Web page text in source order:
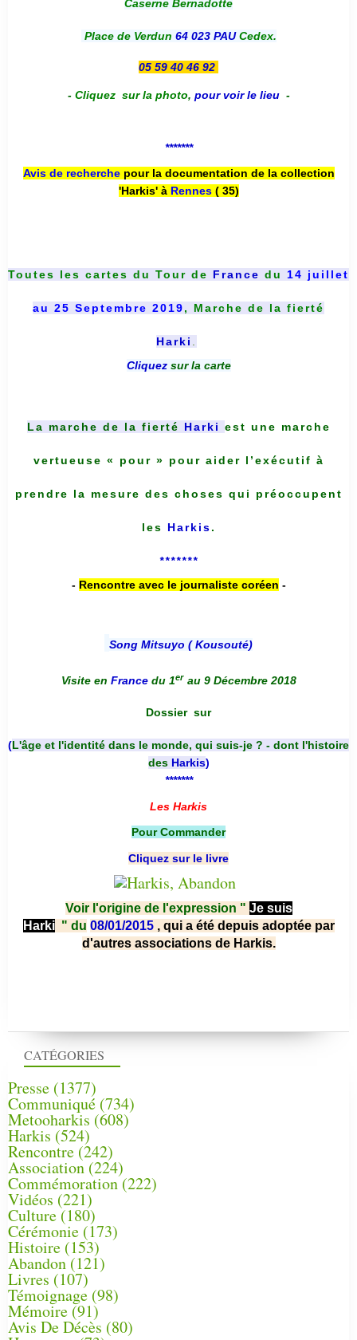
CATÉGORIES
Presse (1377)
Communiqué (734)
Metooharkis (608)
Harkis (524)
Rencontre (242)
Association (224)
Commémoration(222)
Vidéos (221)
Culture(180)
Cérémonie (173)
Histoire (153)
Abandon(121)
Livres (107)
Témoignage (98)
Mémoire (91)
Avis De Décès (80)
Caserne Bernadotte
Place de Verdun 64 023 PAUCedex.
05 59 40 46 92
- Cliquez sur la photo, pour voir le lieu -
*******
Avis de recherche pour la documentation de la collection
'Harkis' à Rennes( 35)
Toutes les cartes du Tour de France du 14 juillet
au 25 Septembre 2019, Marche de la fierté
Harki
Cliquez sur la carte
La marche de la fierté Harki est une marche
vertueuse « pour » pour aider l’exécutif à
prendre la mesure des choses qui préoccupent
les Harkis.
*******
- Rencontre avec le journaliste coréen -
Song Mitsuyo ( Kousouté)
Visite en France du 1er au 9 Décembre 2018
Dossier sur
(L'âge et l'identité dans le monde, qui suis-je ? - dont l'histoire
des Harkis)
*******
Les Harkis
Pour Commander
Cliquez sur le livre
Voir l'origine de l'expression " Je suis
Harki " du 08/01/2015 , qui a été depuis adoptée par
d'autres associations de Harkis.